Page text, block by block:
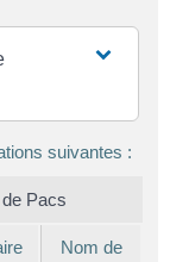
suivantes :
Pacs
Nom de